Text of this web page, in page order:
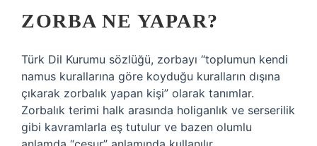
ZORBA NE YAPAR?
Türk Dil Kurumu sözlüğü, zorbayı “toplumun kendi
namus kurallarına göre koyduğu kuralların dışına
çıkarak zorbalık yapan kişi” olarak tanımlar.
Zorbalık terimi halk arasında holiganlık ve serserilik
gibi kavramlarla eş tutulur ve bazen olumlu